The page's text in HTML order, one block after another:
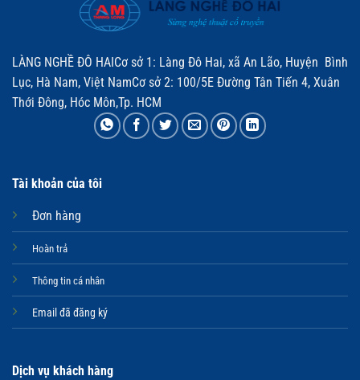
LÀNG NGHỀ ĐÔ HAICơ sở 1: Làng Đô Hai, xã An Lão, Huyện Bình
Lục, Hà Nam, Việt NamCơ sở 2: 100/5E Đường Tân Tiến 4, Xuân
Thới Đông, Hóc Môn,Tp. HCM
Tài khoản của tôi
Đơn hàng
Hoàn trả
Thông tin cá nhân
Email đã đăng ký
Dịch vụ khách hàng